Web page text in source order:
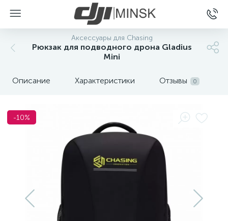
Аксессуары для Chasing
Рюкзак для подводного дрона Gladius
Mini
Описание Характеристики Отзывы 0
-10%